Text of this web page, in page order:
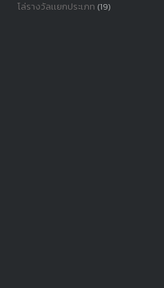
โล่รางวัลเเยกประเภท (19)